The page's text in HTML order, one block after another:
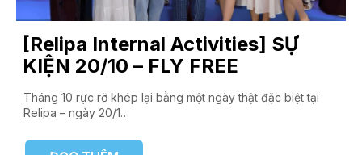
[Relipa Internal Activities] SỰ
KIỆN 20/10 – FLY FREE
Tháng 10 rực rỡ khép lại bằng một ngày thật đặc biệt tại
Relipa – ngày 20/1…